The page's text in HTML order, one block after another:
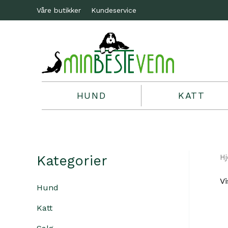
Våre butikker Kundeservice
HUND KATT
Kategorier
Hund
Katt